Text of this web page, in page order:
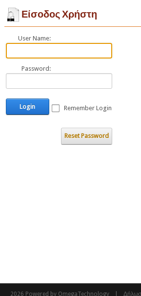
Είσοδος Χρήστη
User Name:
Password:
Login Remember Login
Reset Password
2026 Powered by OmegaTechnology